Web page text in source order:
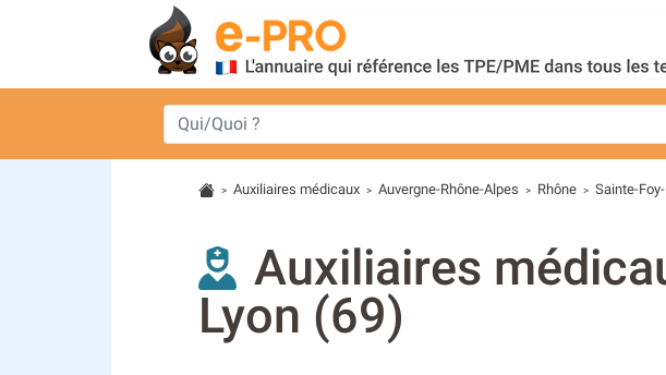
> Auxiliaires médicaux > Auvergne-Rhône-Alpes > Rhône > Sainte-
Auxiliaires
Lyon (69)